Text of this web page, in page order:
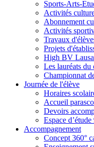
Sports-Arts-
Activités
Abonnement
Activités
Travaux
Projets
High BV
Les lauréats
Championnat
Journée de l'élève
Horaires
Accueil
Devoirs
Espace d’étude
Accompagnement
Concept 360°